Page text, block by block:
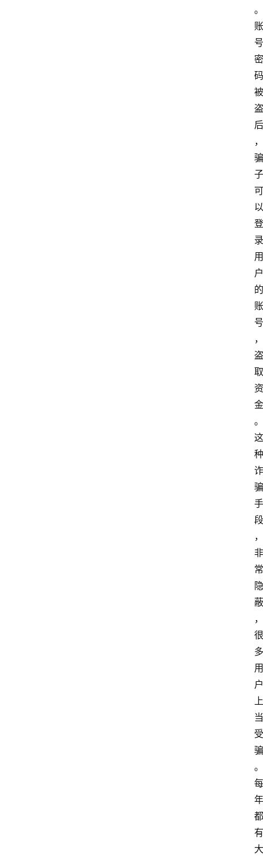
。
账
号
密
码
被
盗
后
，
骗
子
可
以
登
录
用
户
的
账
号
，
盗
取
资
金
。
这
种
诈
骗
手
段
，
非
常
隐
蔽
，
很
多
用
户
上
当
受
骗
。
每
年
都
有
大